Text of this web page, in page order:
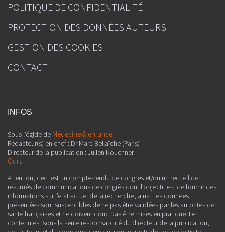
INFOS
Sous l'égide de Médecine & enfance
Rédacteur(s) en chef : Dr Marc Bellaïche (Paris)
Directeur de la publication : Julien Kouchner
Ours
Attention, ceci est un compte-rendu de congrès et/ou un recueil de
résumés de communications de congrès dont l’objectif est de fournir des
informations sur l’état actuel de la recherche ; ainsi, les données
présentées sont susceptibles de ne pas être validées par les autorités de
santé françaises et ne doivent donc pas être mises en pratique. Le
contenu est sous la seule responsabilité du directeur de la publication,
POLITIQUE DE CONFIDENTIALITÉ
PROTECTION DES DONNÉES AUTEURS
GESTION DES COOKIES
CONTACT